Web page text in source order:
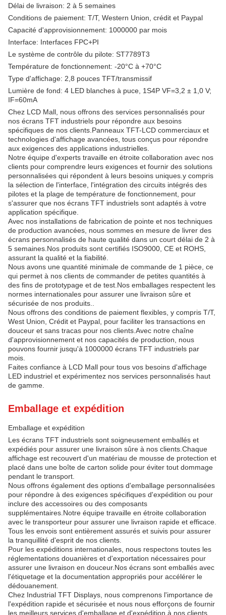
Délai de livraison: 2 à 5 semaines
Conditions de paiement: T/T, Western Union, crédit et Paypal
Capacité d'approvisionnement: 1000000 par mois
Interface: Interfaces FPC+PI
Le système de contrôle du pilote: ST7789T3
Température de fonctionnement: -20°C à +70°C
Type d'affichage: 2,8 pouces TFT/transmissif
Lumière de fond: 4 LED blanches à puce, 1S4P VF=3,2 ± 1,0 V;
IF=60mA
Chez LCD Mall, nous offrons des services personnalisés pour
nos écrans TFT industriels pour répondre aux besoins
spécifiques de nos clients.Panneaux TFT-LCD commerciaux et
technologies d'affichage avancées, tous conçus pour répondre
aux exigences des applications industrielles.
Notre équipe d'experts travaille en étroite collaboration avec nos
clients pour comprendre leurs exigences et fournir des solutions
personnalisées qui répondent à leurs besoins uniques.y compris
la sélection de l'interface, l'intégration des circuits intégrés des
pilotes et la plage de température de fonctionnement, pour
s'assurer que nos écrans TFT industriels sont adaptés à votre
application spécifique.
Avec nos installations de fabrication de pointe et nos techniques
de production avancées, nous sommes en mesure de livrer des
écrans personnalisés de haute qualité dans un court délai de 2 à
5 semaines.Nos produits sont certifiés ISO9000, CE et ROHS,
assurant la qualité et la fiabilité.
Nous avons une quantité minimale de commande de 1 pièce, ce
qui permet à nos clients de commander de petites quantités à
des fins de prototypage et de test.Nos emballages respectent les
normes internationales pour assurer une livraison sûre et
sécurisée de nos produits..
Nous offrons des conditions de paiement flexibles, y compris T/T,
West Union, Crédit et Paypal, pour faciliter les transactions en
douceur et sans tracas pour nos clients.Avec notre chaîne
d'approvisionnement et nos capacités de production, nous
pouvons fournir jusqu'à 1000000 écrans TFT industriels par
mois.
Faites confiance à LCD Mall pour tous vos besoins d'affichage
LED industriel et expérimentez nos services personnalisés haut
de gamme.
Emballage et expédition
Emballage et expédition
Les écrans TFT industriels sont soigneusement emballés et
expédiés pour assurer une livraison sûre à nos clients.Chaque
affichage est recouvert d'un matériau de mousse de protection et
placé dans une boîte de carton solide pour éviter tout dommage
pendant le transport.
Nous offrons également des options d'emballage personnalisées
pour répondre à des exigences spécifiques d'expédition ou pour
inclure des accessoires ou des composants
supplémentaires.Notre équipe travaille en étroite collaboration
avec le transporteur pour assurer une livraison rapide et efficace.
Tous les envois sont entièrement assurés et suivis pour assurer
la tranquillité d'esprit de nos clients.
Pour les expéditions internationales, nous respectons toutes les
réglementations douanières et d'exportation nécessaires pour
assurer une livraison en douceur.Nos écrans sont emballés avec
l'étiquetage et la documentation appropriés pour accélérer le
dédouanement.
Chez Industrial TFT Displays, nous comprenons l'importance de
l'expédition rapide et sécurisée et nous nous efforçons de fournir
les meilleurs services d'emballage et d'expédition à nos clients.